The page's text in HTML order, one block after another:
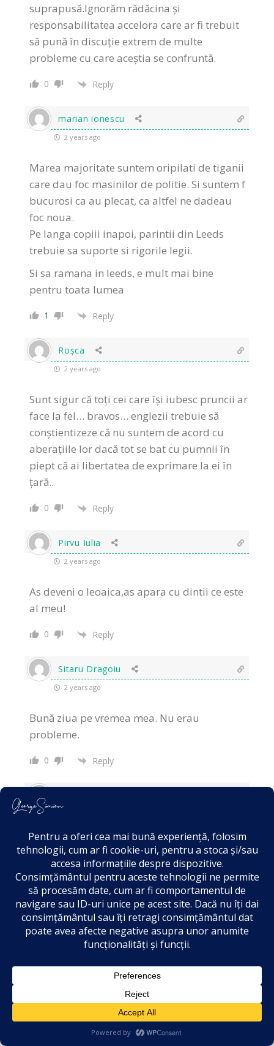
suprapusă.Ignorăm rădăcina şi
responsabilitatea accelora care ar fi trebuit
să pună în discuție extrem de multe
probleme cu care aceştia se confruntă.
0 Reply
marian ionescu
2 years ago
Marea majoritate suntem oripilati de tiganii
care dau foc masinilor de politie. Si suntem f
bucurosi ca au plecat, ca altfel ne dadeau
foc noua.
Pe langa copiii inapoi, parintii din Leeds
trebuie sa suporte si rigorile legii.
Si sa ramana in leeds, e mult mai bine
pentru toata lumea
1 Reply
Roșca
2 years ago
Sunt sigur că toți cei care își iubesc pruncii ar
face la fel… bravos… englezii trebuie să
conștientizeze că nu suntem de acord cu
aberațiile lor dacă tot se bat cu pumnii în
piept că ai libertatea de exprimare la ei în
țară..
0 Reply
Pirvu Iulia
2 years ago
As deveni o leoaica,as apara cu dintii ce este
al meu!
0 Reply
Sitaru Dragoiu
2 years ago
Bună ziua pe vremea mea. Nu erau
probleme.
0 Reply
Ai dreptate. Abuzurile contra românilor
continuă. Prima dată am crezut că sunt o
familie de rromi dar se pară că fenomenul
este mult mai amplu. În sfârșit o reacție de
solidaritate care mai șterge umilințele de
până acum.
Reply
2 years ago
Normal pana ajungeau sa puna mana pe
106